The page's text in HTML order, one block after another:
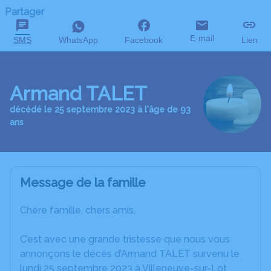
Partager
SMS WhatsApp Facebook E-mail Lien
Armand TALET
décédé le 25 septembre 2023 à l'âge de 93
ans
Message de la famille
Chère famille, chers amis,
C’est avec une grande tristesse que nous vous
annonçons le décès d’Armand TALET survenu le
lundi 25 septembre 2023 à Villeneuve-sur-Lot.